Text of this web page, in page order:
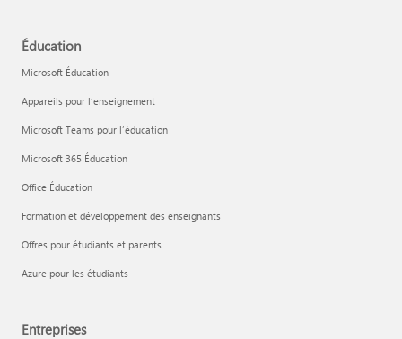
Éducation
Microsoft Éducation
Appareils pour l’enseignement
Microsoft Teams pour l’éducation
Microsoft 365 Éducation
Office Éducation
Formation et développement des enseignants
Offres pour étudiants et parents
Azure pour les étudiants
Entreprises